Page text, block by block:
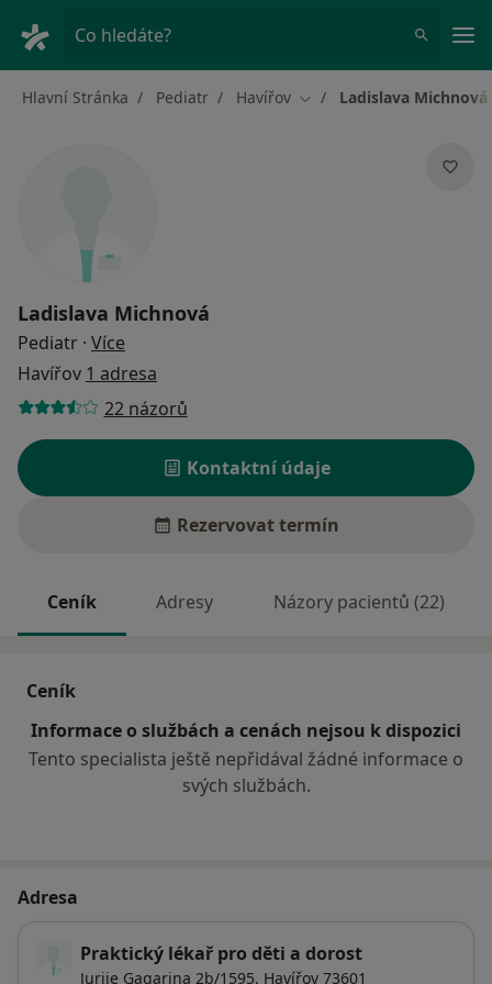
Co hledáte?
Hlavní Stránka Pediatr Havířov Změna města
Ladislava Michnová
Ladislava Michnová
Pediatr · Více
Havířov 1 adresa
22 názorů
Kontaktní údaje
Rezervovat termín
Ceník Adresy Názory pacientů (22)
Ceník
Informace o službách a cenách nejsou k dispozici
Tento specialista ještě nepřidával žádné informace o
svých službách.
Adresa
Praktický lékař pro děti a dorost
Jurije Gagarina 2b/1595, Havířov 73601